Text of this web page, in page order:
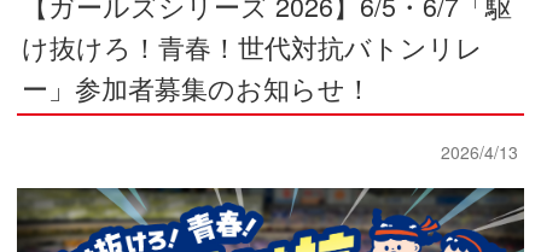
け抜けろ！青春！世代対抗バトンリレ
ー」参加者募集のお知らせ！
2026/4/13